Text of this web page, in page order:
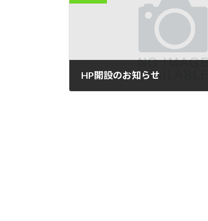
HP開設のお知らせ